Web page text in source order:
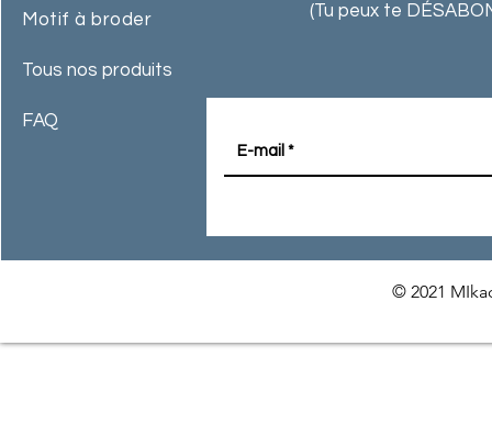
Motif à broder
Tous nos produits
FAQ
(Tu peux te
© 2021